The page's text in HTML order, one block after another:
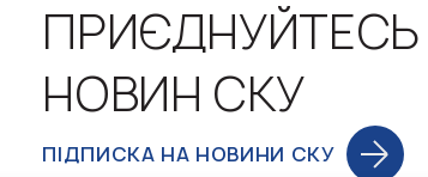
НОВИН СКУ
ПІДПИСКА НА НОВИНИ СКУ